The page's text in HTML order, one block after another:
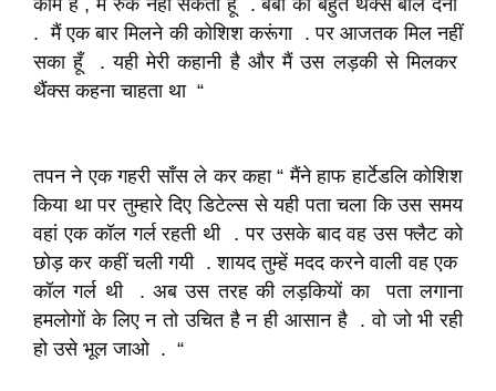
काम है , मैं रुक नहीं सकता हूँ . बेबी को बहुत थैंक्स बोल देना
. मैं एक बार मिलने की कोशिश करूंगा . पर आजतक मिल नहीं
सका हूँ . यही मेरी कहानी है और मैं उस लड़की से मिलकर
थैंक्स कहना चाहता था “
तपन ने एक गहरी साँस ले कर कहा “ मैंने हाफ हार्टेडलि कोशिश
किया था पर तुम्हारे दिए डिटेल्स से यही पता चला कि उस समय
वहां एक कॉल गर्ल रहती थी . पर उसके बाद वह उस फ्लैट को
छोड़ कर कहीं चली गयी . शायद तुम्हें मदद करने वाली वह एक
कॉल गर्ल थी . अब उस तरह की लड़कियों का पता लगाना
हमलोगों के लिए न तो उचित है न ही आसान है . वो जो भी रही
हो उसे भूल जाओ . “